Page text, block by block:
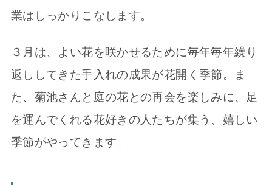
業はしっかりこなします。
３月は、よい花を咲かせるために毎年毎年繰り
返ししてきた手入れの成果が花開く季節。ま
た、菊池さんと庭の花との再会を楽しみに、足
を運んでくれる花好きの人たちが集う、嬉しい
季節がやってきます。